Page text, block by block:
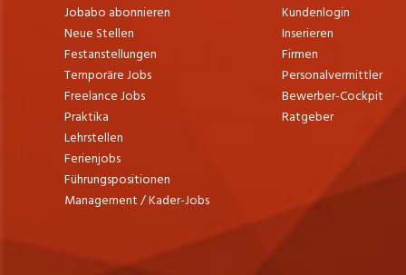
Jobabo abonnieren
Neue Stellen
Festanstellungen
Temporäre Jobs
Freelance Jobs
Praktika
Lehrstellen
Ferienjobs
Führungspositionen
Management / Kader-Jobs
Kundenlogin
Inserieren
Firmen
Personalvermittler
Bewerber-Cockpit
Ratgeber